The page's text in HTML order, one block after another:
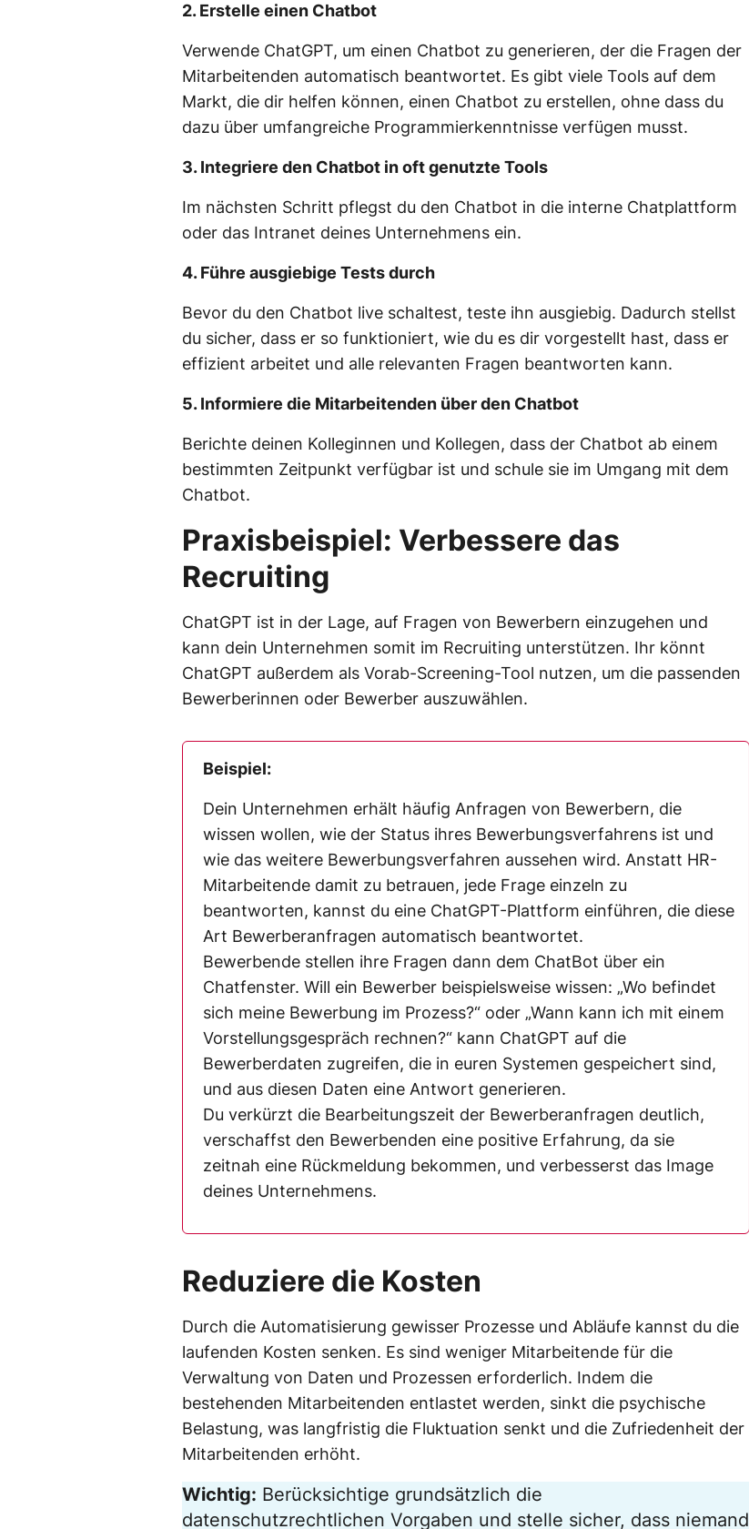
2. Erstelle einen Chatbot
Verwende ChatGPT, um einen Chatbot zu generieren, der die Fragen der
Mitarbeitenden automatisch beantwortet. Es gibt viele Tools auf dem
Markt, die dir helfen können, einen Chatbot zu erstellen, ohne dass du
dazu über umfangreiche Programmierkenntnisse verfügen musst.
3. Integriere den Chatbot in oft genutzte Tools
Im nächsten Schritt pflegst du den Chatbot in die interne Chatplattform
oder das Intranet deines Unternehmens ein.
4. Führe ausgiebige Tests durch
Bevor du den Chatbot live schaltest, teste ihn ausgiebig. Dadurch stellst
du sicher, dass er so funktioniert, wie du es dir vorgestellt hast, dass er
effizient arbeitet und alle relevanten Fragen beantworten kann.
5. Informiere die Mitarbeitenden über den Chatbot
Berichte deinen Kolleginnen und Kollegen, dass der Chatbot ab einem
bestimmten Zeitpunkt verfügbar ist und schule sie im Umgang mit dem
Chatbot.
Praxisbeispiel: Verbessere das
Recruiting
ChatGPT ist in der Lage, auf Fragen von Bewerbern einzugehen und
kann dein Unternehmen somit im Recruiting unterstützen. Ihr könnt
ChatGPT außerdem als Vorab-Screening-Tool nutzen, um die passenden
Bewerberinnen oder Bewerber auszuwählen.
Beispiel:
Dein Unternehmen erhält häufig Anfragen von Bewerbern, die
wissen wollen, wie der Status ihres Bewerbungsverfahrens ist und
wie das weitere Bewerbungsverfahren aussehen wird. Anstatt HR-
Mitarbeitende damit zu betrauen, jede Frage einzeln zu
beantworten, kannst du eine ChatGPT-Plattform einführen, die diese
Art Bewerberanfragen automatisch beantwortet.
Bewerbende stellen ihre Fragen dann dem ChatBot über ein
Chatfenster. Will ein Bewerber beispielsweise wissen: „Wo befindet
sich meine Bewerbung im Prozess?“ oder „Wann kann ich mit einem
Vorstellungsgespräch rechnen?“ kann ChatGPT auf die
Bewerberdaten zugreifen, die in euren Systemen gespeichert sind,
und aus diesen Daten eine Antwort generieren.
Du verkürzt die Bearbeitungszeit der Bewerberanfragen deutlich,
verschaffst den Bewerbenden eine positive Erfahrung, da sie
zeitnah eine Rückmeldung bekommen, und verbesserst das Image
deines Unternehmens.
Reduziere die Kosten
Durch die Automatisierung gewisser Prozesse und Abläufe kannst du die
laufenden Kosten senken. Es sind weniger Mitarbeitende für die
Verwaltung von Daten und Prozessen erforderlich. Indem die
bestehenden Mitarbeitenden entlastet werden, sinkt die psychische
Belastung, was langfristig die Fluktuation senkt und die Zufriedenheit der
Mitarbeitenden erhöht.
Wichtig: Berücksichtige grundsätzlich die
datenschutzrechtlichen Vorgaben und stelle sicher, dass niemand